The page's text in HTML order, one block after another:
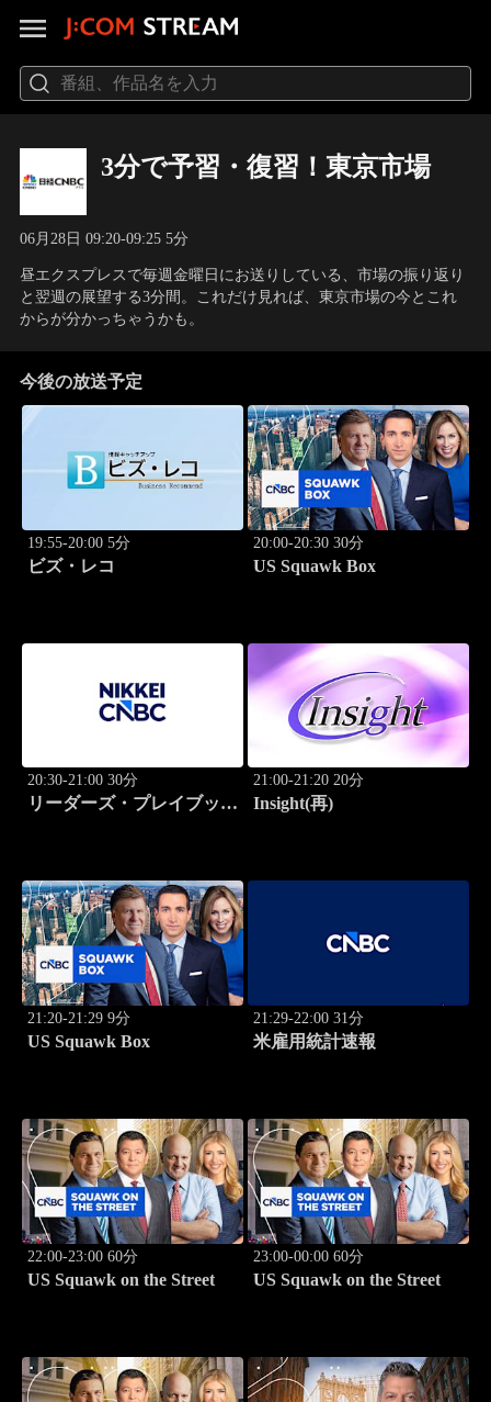
3分で予習・復習！東京市場
06月28日 09:20-09:25 5分
昼エクスプレスで毎週金曜日にお送りしている、市場の振り返り
と翌週の展望する3分間。これだけ見れば、東京市場の今とこれ
からが分かっちゃうかも。
今後の放送予定
19:55-20:00 5分
ビズ・レコ
20:00-20:30 30分
US Squawk Box
20:30-21:00 30分
リーダーズ・プレイブック
21:00-21:20 20分
Insight(再)
21:20-21:29 9分
US Squawk Box
21:29-22:00 31分
米雇用統計速報
22:00-23:00 60分
US Squawk on the Street
23:00-00:00 60分
US Squawk on the Street